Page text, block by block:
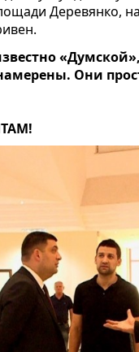
Деревянко,
Они